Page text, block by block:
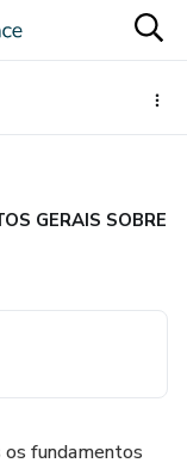
GERAIS SOBRE
fundamentos